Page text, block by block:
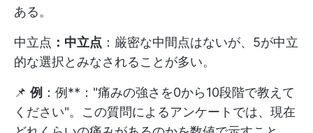
ある。
中立点 ：中立点 ：厳密な中間点はないが、5が中立
的な選択とみなされることが多い。
📌 例 ：例**："痛みの強さを0から10段階で教えて
ください"。この質問によるアンケートでは、現在